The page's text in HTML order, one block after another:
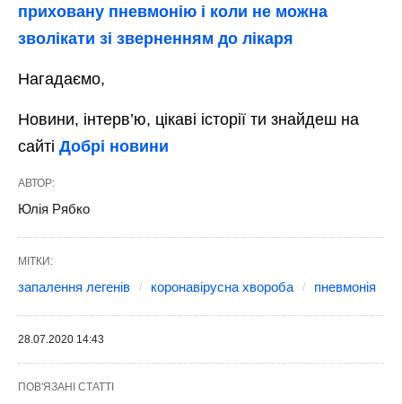
приховану пневмонію і коли не можна
зволікати зі зверненням до лікаря
Нагадаємо,
Новини, інтерв’ю, цікаві історії ти знайдеш на
сайті Добрі новини
АВТОР:
Юлія Рябко
МІТКИ:
запалення легенів коронавірусна хвороба пневмонія
28.07.2020 14:43
ПОВ'ЯЗАНІ СТАТТІ